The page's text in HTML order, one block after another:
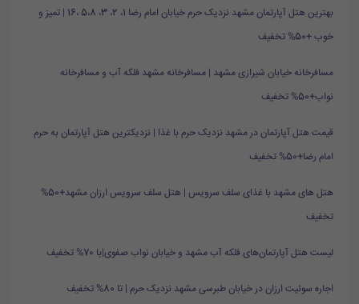
بهترین هتل آپارتمان مشهد نزدیک حرم خیابان امام رضا 1، 2، 3، 5،8 ،16 | تمیز و
خوب +50% تخفیف
مسافرخانه خیابان شیرازی مشهد | مسافرخانه مشهد فلکه آب و مسافرخانه
نواب+50% تخفیف
قیمت هتل آپارتمان در مشهد نزدیک حرم با غذا | نزدیکترین هتل آپارتمان به حرم
امام رضا+50% تخفیف
هتل های مشهد با غذای سلف سرویس | هتل سلف سرویس ارزان مشهد+50%
تخفیف
لیست هتل آپارتمان‌های فلکه آب مشهد و خیابان نواب صفوی|با 70% تخفیف
اجاره سوئیت ارزان در خیابان طبرسی مشهد نزدیک حرم | تا 80% تخفیف